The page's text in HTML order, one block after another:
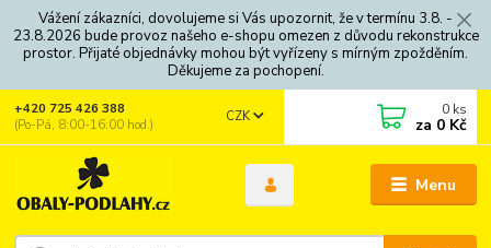
Vážení zákazníci, dovolujeme si Vás upozornit, že v termínu 3.8. -
23.8.2026 bude provoz našeho e-shopu omezen z důvodu rekonstrukce
prostor. Přijaté objednávky mohou být vyřízeny s mírným zpožděním.
Děkujeme za pochopení.
Menu
CZK
+420 725 426 388
(Po-Pá, 8:00-16:00 hod.)
0 ks
za 0 Kč